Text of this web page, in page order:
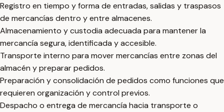
Registro en tiempo y forma de entradas, salidas y traspasos
de mercancías dentro y entre almacenes.
Almacenamiento y custodia adecuada para mantener la
mercancía segura, identificada y accesible.
Transporte interno para mover mercancías entre zonas del
almacén y preparar pedidos.
Preparación y consolidación de pedidos como funciones que
requieren organización y control previos.
Despacho o entrega de mercancía hacia transporte o